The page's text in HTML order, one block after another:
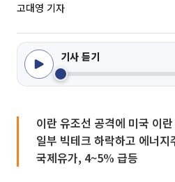
고대영 기자
기사 듣기
이란 유조선 공격에 미국 이
일부 빅테크 하락하고 에너지
국제유가, 4~5% 급등